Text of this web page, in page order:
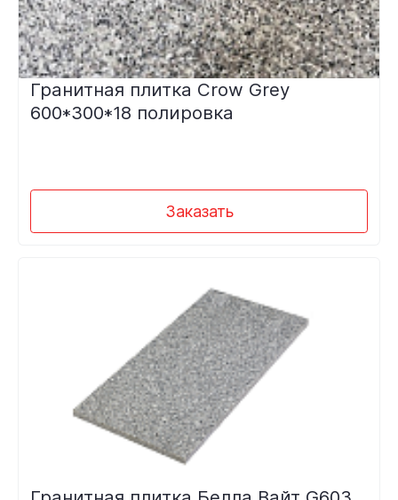
Гранитная плитка Crow Grey
600*300*18 полировка
Заказать